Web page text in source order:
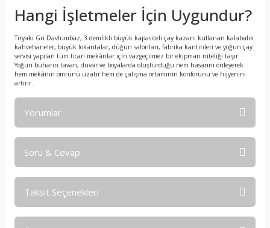
Hangi İşletmeler İçin Uygundur?
Tiryaki Gri Davlumbaz, 3 demlikli büyük kapasiteli çay kazanı kullanan kalabalık
kahvehaneler, büyük lokantalar, düğün salonları, fabrika kantinleri ve yoğun çay
servisi yapılan tüm ticari mekânlar için vazgeçilmez bir ekipman niteliği taşır.
Yoğun buharın tavan, duvar ve boyalarda oluşturduğu nem hasarını önleyerek
hem mekânın ömrünü uzatır hem de çalışma ortamının konforunu ve hijyenini
artırır.
Yorumlar
Ürün ölçüleri nedir
Soru & Cevap
Ürün hakkında henüz soru sorulmamış.
Taksit Seçenekleri